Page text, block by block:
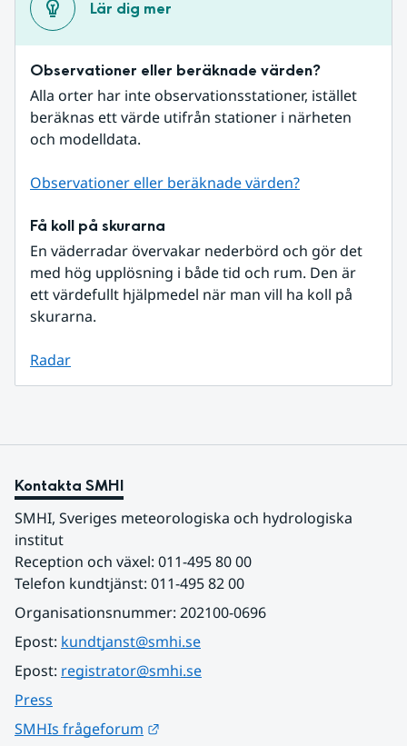
Lär dig mer
Observationer eller beräknade värden?
Alla orter har inte observationsstationer, istället
beräknas ett värde utifrån stationer i närheten
och modelldata.
Observationer eller beräknade värden?
Få koll på skurarna
En väderradar övervakar nederbörd och gör det
med hög upplösning i både tid och rum. Den är
ett värdefullt hjälpmedel när man vill ha koll på
skurarna.
Radar
Kontakta SMHI
SMHI, Sveriges meteorologiska och hydrologiska
institut
Reception och växel: 011-495 80 00
Telefon kundtjänst: 011-495 82 00
Organisationsnummer: 202100-0696
Epost: kundtjanst@smhi.se
Epost: registrator@smhi.se
Press
SMHIs frågeforum